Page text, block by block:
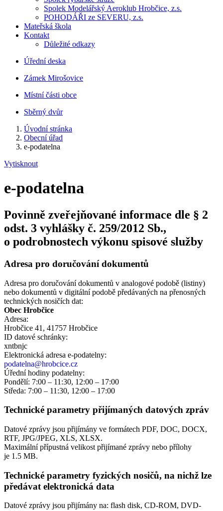
Spolek Modelářský Aeroklub Hrobčice, z.s.
POHODÁŘI ze SEVERU, z.s.
Mateřská škola
Kontakt
Důležité odkazy
Úřední deska
Zámek Mirošovice
Místní části obce
Sběrný dvůr
Úvodní stránka
Obecní úřad
e-podatelna
Vytisknout
e-podatelna
Povinně zveřejňované informace dle § 2
odst. 3 vyhlášky č. 259/2012 Sb.,
o podrobnostech výkonu spisové služby
Adresa pro doručování dokumentů
Adresa pro doručování dokumentů v analogové podobě (listiny)
nebo dokumentů v digitální podobě předávaných na přenosných
technických nosičích dat:
Obec Hrobčice
Adresa:
Hrobčice 41, 41757 Hrobčice
ID datové schránky:
xntbnjc
Elektronická adresa e‑podatelny:
podatelna@hrobcice.cz
Úřední hodiny podatelny:
Pondělí: 7:00 – 11:30, 12:00 – 17:00
Středa: 7:00 – 11:30, 12:00 – 17:00
Technické parametry přijímaných datových zpráv
Datové zprávy jsou přijímány ve formátech PDF, DOC, DOCX,
RTF, JPG/JPEG, XLS, XLSX.
Maximální přípustná velikost přijímané zprávy nebo přílohy
je 1.5 MB.
Technické parametry fyzických nosičů, na nichž lze
předávat elektronická data
Datové zprávy jsou přijímány na: flash disk, CD-ROM, DVD-